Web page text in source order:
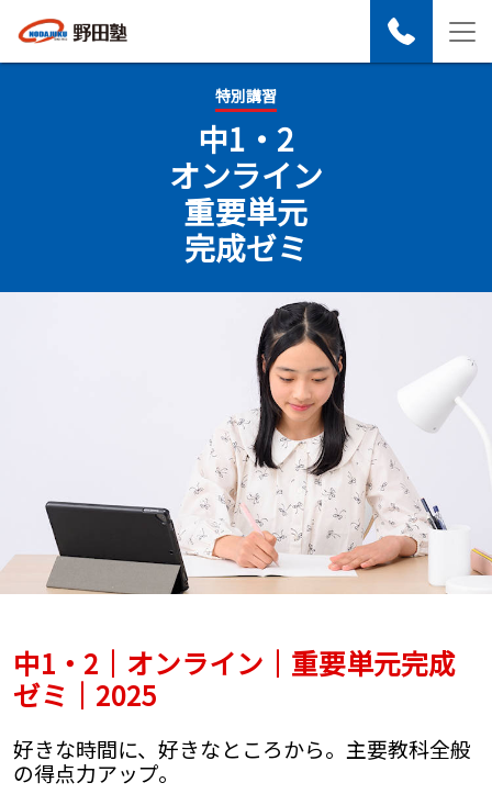
特別講習
中1・2
オンライン
重要単元
完成ゼミ
中1・2｜オンライン｜重要単元完成
ゼミ｜2025
好きな時間に、好きなところから。主要教科全般
の得点力アップ。